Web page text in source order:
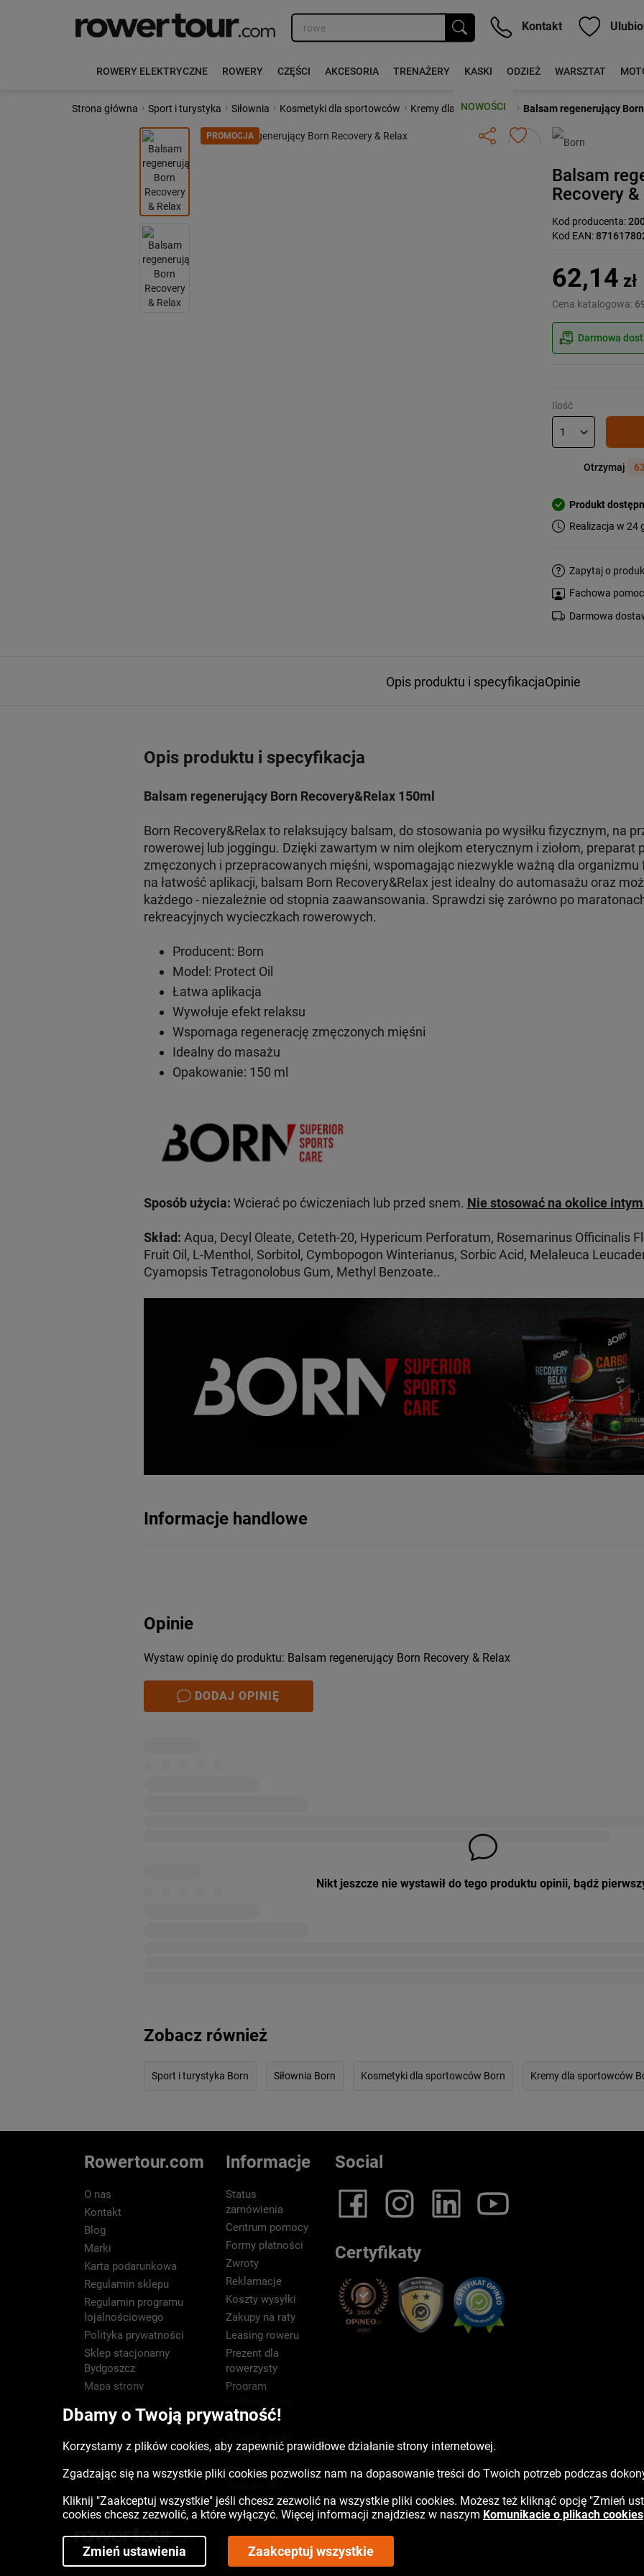
Kontakt
ROWERY ELEKTRYCZNE ROWERY CZĘŚCI AKCESORIA TRENAŻERY KASKI ODZIEŻ WARSZTAT
NOWOŚCI
Strona główna › Sport i turystyka › Siłownia › Kosmetyki dla sportowców › Kremy dla sportowców › Balsam regenerujący
PROMOCJA
Poprzedni Następny
Balsam
Recovery &
Kod producenta:
Kod EAN:
62,14 zł
Cena katalogowa:
Darmowa
Ilość
Otrzymaj
Produkt
Realizacja w 24
Zapytaj o
Fachowa
Darmowa
Opis produktu i specyfikacjaOpinie
Opis produktu i specyfikacja
Balsam regenerujący Born Recovery&Relax 150ml
Born Recovery&Relax to relaksujący balsam, do stosowania po wysiłku fizycznym, na
rowerowej lub joggingu. Dzięki zawartym w nim olejkom eterycznym i ziołom, preparat
zmęczonych i przepracowanych mięśni, wspomagając niezwykle ważną dla
na łatwość aplikacji, balsam Born Recovery&Relax jest idealny do automasażu oraz
każdego - niezależnie od stopnia zaawansowania. Sprawdzi się zarówno po
rekreacyjnych wycieczkach rowerowych.
Producent: Born
Model: Protect Oil
Łatwa aplikacja
Wywołuje efekt relaksu
Wspomaga regenerację zmęczonych mięśni
Idealny do masażu
Opakowanie: 150 ml
Sposób użycia: Wcierać po ćwiczeniach lub przed snem. Nie stosować na okolice
Skład: Aqua, Decyl Oleate, Ceteth-20, Hypericum Perforatum, Rosemarinus Officinalis
Fruit Oil, L-Menthol, Sorbitol, Cymbopogon Winterianus, Sorbic Acid, Melaleuca
Cyamopsis Tetragonolobus Gum, Methyl Benzoate..
Informacje handlowe
Opinie
Wystaw opinię do produktu: Balsam regenerujący Born Recovery & Relax
DODAJ OPINIĘ
Nikt jeszcze nie wystawił do tego produktu opinii, bądź
Zobacz również
Sport i turystyka Born Siłownia Born Kosmetyki dla sportowców Born Kremy dla sportowców
Rowertour.com
O nas
Kontakt
Blog
Marki
Karta podarunkowa
Regulamin sklepu
Regulamin programu
lojalnościowego
Polityka prywatności
Sklep stacjonarny
Bydgoszcz
Mapa strony
Informacje
Status
zamówienia
Centrum pomocy
Formy płatności
Zwroty
Reklamacje
Koszty wysyłki
Zakupy na raty
Leasing roweru
Prezent dla
rowerzysty
Program
Newsletter
rowerowych
Zasięg
Social
Certyfikaty
Dbamy o Twoją prywatność!
Korzystamy z plików cookies, aby zapewnić prawidłowe działanie strony internetowej.
Zgadzając się na wszystkie pliki cookies pozwolisz nam na dopasowanie treści do Twoich potrzeb podczas
Kliknij "Zaakceptuj wszystkie" jeśli chcesz zezwolić na wszystkie pliki cookies. Możesz też kliknąć opcję "Zmień
cookies chcesz zezwolić, a które wyłączyć. Więcej informacji znajdziesz w naszym Komunikacie o plikach cookies
Zmień ustawienia Zaakceptuj wszystkie